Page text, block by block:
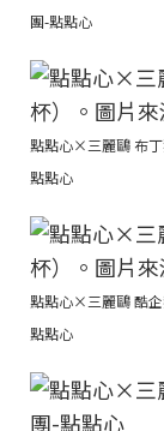
團-點點心
點點心×三麗鷗 布
點點心
點點心×三麗鷗 酷
點點心